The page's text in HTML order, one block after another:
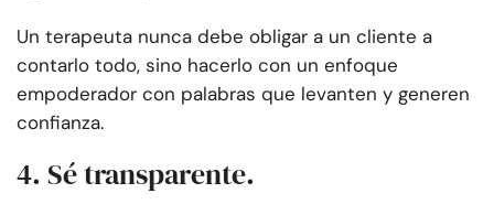
Un terapeuta nunca debe obligar a un cliente a
contarlo todo, sino hacerlo con un enfoque
empoderador con palabras que levanten y generen
confianza.
4. Sé transparente.